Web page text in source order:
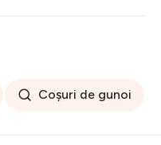
Coșuri de gunoi